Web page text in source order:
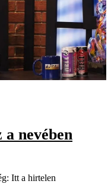
nevében
Itt a hirtelen